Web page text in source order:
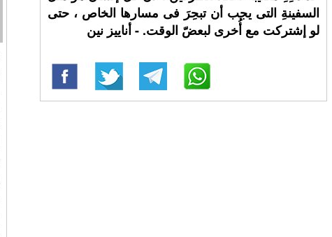
السفينةِ التى يجب أن تبحِرَ فى مسارها الخاص ، حتى
لو إشتركت مع أُخرى لبعضّ الوقت. - أناييز نين